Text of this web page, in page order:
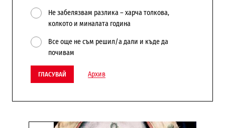
Не забелязвам разлика – харча толкова,
колкото и миналата година
Все още не съм решил/а дали и къде да
почивам
ГЛАСУВАЙ Архив